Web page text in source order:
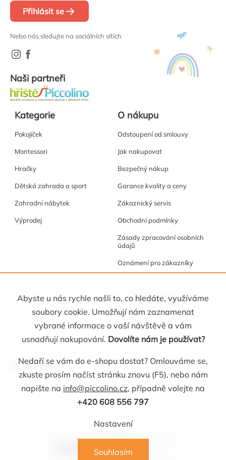
Abyste u nás rychle našli to, co hledáte, využíváme
soubory cookie. Umožňují nám zaznamenat
vybrané informace o vaší návštěvě a vám
usnadňují nakupování. Dovolíte nám je používat?
Nedaří se vám do e-shopu dostat? Omlouváme se,
zkuste prosím načíst stránku znovu (F5), nebo nám
napište na info@piccolino.cz, případně volejte na
+420 608 556 797
Nastavení
Souhlasím
Přihlásit se
Nebo nás sledujte na sociálních sítích
Naši partneři
Kategorie
Pokojíček
Montessori
Hračky
Dětská zahrada a sport
Zahradní nábytek
Výprodej
O nákupu
Odstoupení od smlouvy
Jak nakupovat
Bezpečný nákup
Garance kvality a ceny
Zákaznický servis
Obchodní podmínky
Zásady zpracování osobních
údajů
Oznámení pro zákazníky
Akce a tipy
Akční nabídka
Osobní kabinet
Registrace
Oblíbené
Kontakt
info@piccolino.cz 608 556 797
Copyright 2026Picollino. Všechna práva vyhrazena.